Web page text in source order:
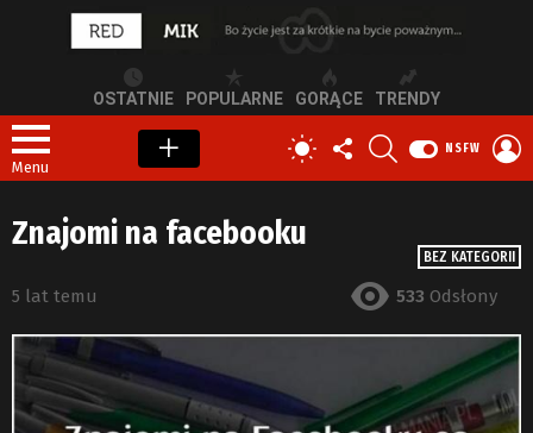
OSTATNIE POPULARNE GORĄCE TRENDY
Menu
PRZEŁĄCZ
SKÓRKĘ
OBSERWUJ
NAS
NSFW
BEZ KATEGORII
Znajomi na facebooku
5 lat temu 533 Odsłony